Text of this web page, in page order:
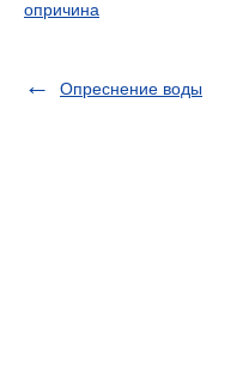
опричина
Опреснение воды